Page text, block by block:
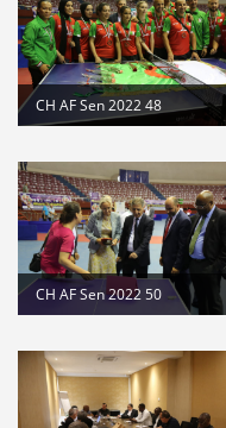
CH AF Sen 2022 48
CH AF Sen 2022 50